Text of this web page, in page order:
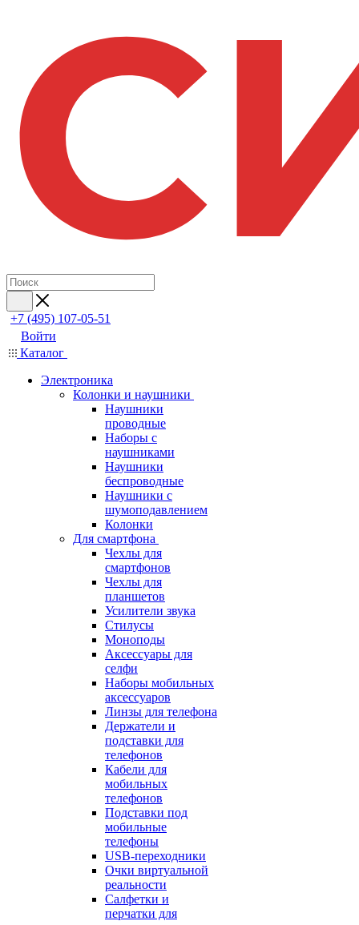
+7 (495) 107-05-51
Войти
Каталог
Электроника
Колонки и наушники
Наушники
проводные
Наборы с
наушниками
Наушники
беспроводные
Наушники с
шумоподавлением
Колонки
Для смартфона
Чехлы для
смартфонов
Чехлы для
планшетов
Усилители звука
Стилусы
Моноподы
Аксессуары для
селфи
Наборы мобильных
аксессуаров
Линзы для телефона
Держатели и
подставки для
телефонов
Кабели для
мобильных
телефонов
Подставки под
мобильные
телефоны
USB-переходники
Очки виртуальной
реальности
Салфетки и
перчатки для